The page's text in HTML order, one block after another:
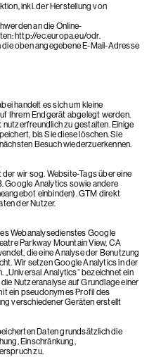
inkl. der Herstellung von
an die Online-
http://ec.europa.eu/odr.
oben angegebene E-Mail-Adresse
handelt es sich um kleine
Ihrem Endgerät abgelegt werden.
zu gestalten. Einige
bis Sie diese löschen. Sie
Besuch wiederzuerkennen.
wir sog. Website-Tags über eine
Google Analytics sowie andere
einbinden). GTM direkt
der Nutzer.
Webanalysedienstes Google
Parkway Mountain View, CA
die eine Analyse der Benutzung
Wir setzen Google Analytics in der
Analytics“ bezeichnet ein
Nutzeranalyse auf Grundlage einer
ein pseudonymes Profil des
verschiedener Geräten erstellt
Daten grundsätzlich die
Einschränkung,
zu.